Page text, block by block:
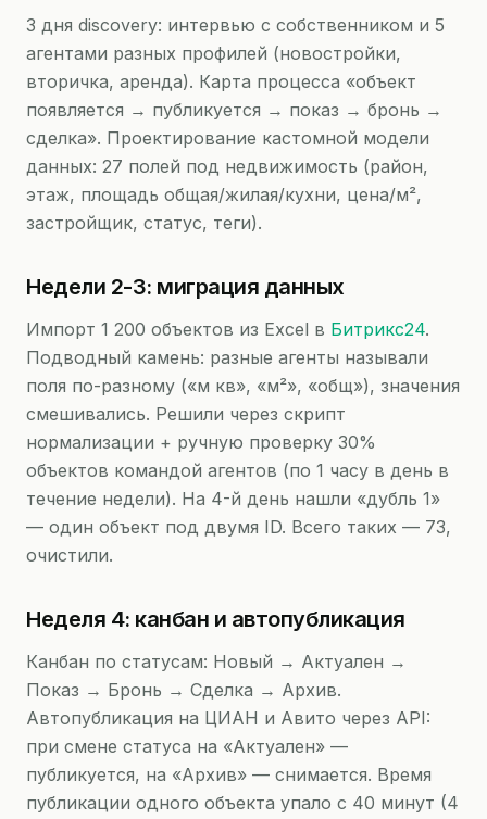
3 дня discovery: интервью с собственником и 5
агентами разных профилей (новостройки,
вторичка, аренда). Карта процесса «объект
появляется → публикуется → показ → бронь →
сделка». Проектирование кастомной модели
данных: 27 полей под недвижимость (район,
этаж, площадь общая/жилая/кухни, цена/м²,
застройщик, статус, теги).
Недели 2-3: миграция данных
Импорт 1 200 объектов из Excel в Битрикс24.
Подводный камень: разные агенты называли
поля по-разному («м кв», «м²», «общ»), значения
смешивались. Решили через скрипт
нормализации + ручную проверку 30%
объектов командой агентов (по 1 часу в день в
течение недели). На 4-й день нашли «дубль 1»
— один объект под двумя ID. Всего таких — 73,
очистили.
Неделя 4: канбан и автопубликация
Канбан по статусам: Новый → Актуален →
Показ → Бронь → Сделка → Архив.
Автопубликация на ЦИАН и Авито через API:
при смене статуса на «Актуален» —
публикуется, на «Архив» — снимается. Время
публикации одного объекта упало с 40 минут (4